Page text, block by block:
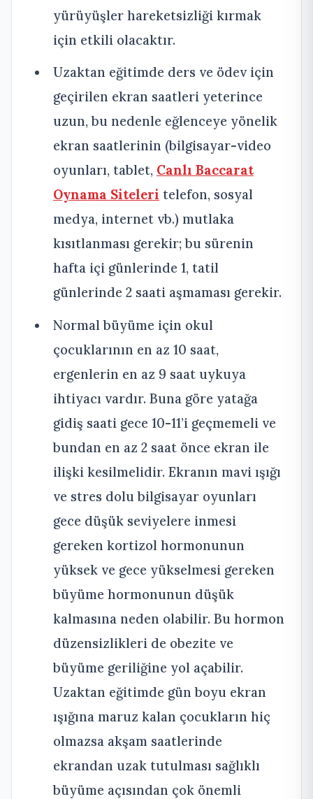
yürüyüşler hareketsizliği kırmak
için etkili olacaktır.
Uzaktan eğitimde ders ve ödev için
geçirilen ekran saatleri yeterince
uzun, bu nedenle eğlenceye yönelik
ekran saatlerinin (bilgisayar-video
oyunları, tablet, Canlı Baccarat
Oynama Siteleri telefon, sosyal
medya, internet vb.) mutlaka
kısıtlanması gerekir; bu sürenin
hafta içi günlerinde 1, tatil
günlerinde 2 saati aşmaması gerekir.
Normal büyüme için okul
çocuklarının en az 10 saat,
ergenlerin en az 9 saat uykuya
ihtiyacı vardır. Buna göre yatağa
gidiş saati gece 10-11’i geçmemeli ve
bundan en az 2 saat önce ekran ile
ilişki kesilmelidir. Ekranın mavi ışığı
ve stres dolu bilgisayar oyunları
gece düşük seviyelere inmesi
gereken kortizol hormonunun
yüksek ve gece yükselmesi gereken
büyüme hormonunun düşük
kalmasına neden olabilir. Bu hormon
düzensizlikleri de obezite ve
büyüme geriliğine yol açabilir.
Uzaktan eğitimde gün boyu ekran
ışığına maruz kalan çocukların hiç
olmazsa akşam saatlerinde
ekrandan uzak tutulması sağlıklı
büyüme açısından çok önemli